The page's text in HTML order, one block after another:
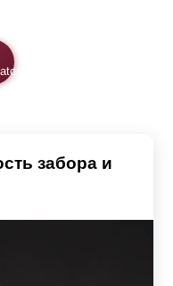
забора и